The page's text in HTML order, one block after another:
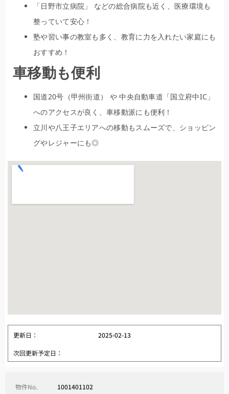
物件No. 1001401102
「日野市立病院」 などの総合病院も近く、医療環境も
整っていて安心！
塾や習い事の教室も多く、教育に力を入れたい家庭にも
おすすめ！
車移動も便利
国道20号（甲州街道） や 中央自動車道「国立府中IC」
へのアクセスが良く、車移動派にも便利！
立川や八王子エリアへの移動もスムーズで、ショッピン
グやレジャーにも◎
更新日： 2025-02-13
次回更新予定日：